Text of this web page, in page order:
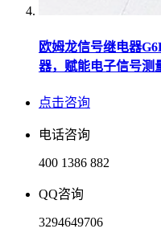
欧姆龙信号继电器
器，赋能电子信号测
点击咨询
电话咨询
400 1386 882
QQ咨询
3294649706